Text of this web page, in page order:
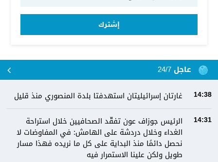
إشترك
عاجل 24/7
14:38 غارتان إسرائيليتان استهدفتا بلدة المنصوري منذ قليل
14:31
الرئيس جوزاف عون تفقّد الصحافيين خلال استراحة
الغداء وخلال دردشة على الهامش: في المفاوضات لا
نحصل دائمًا منذ البداية على كل ما نريده فهذا مسار
طويل ولكن علينا الاستمرار فيه